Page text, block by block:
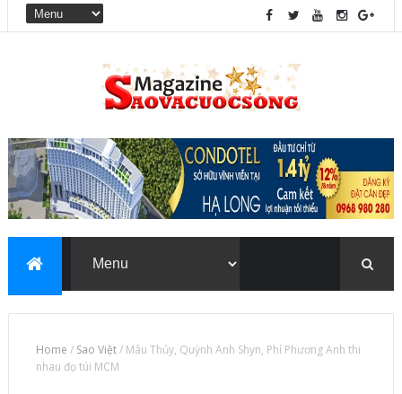
Home / Sao Việt/ Mâu Thủy, Quỳnh Anh Shyn, Phí Phương Anh thi
nhau đọ túi MCM